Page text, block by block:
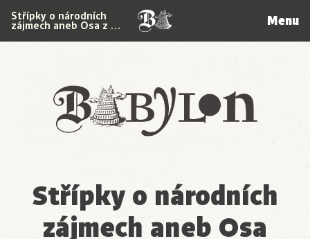
Babylon
Střípky o národních
zájmech aneb Osa z … Menu
Střípky o národních
zájmech aneb Osa